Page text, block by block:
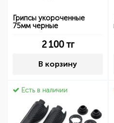
Грипсы укороченные
75мм черные
2 100тг
В корзину
Есть в наличии